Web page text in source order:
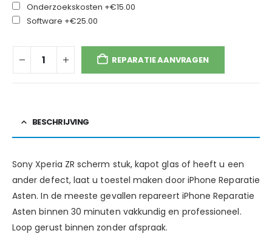
Onderzoekskosten +€15.00
Software +€25.00
REPARATIE AANVRAGEN
BESCHRIJVING
Sony Xperia ZR scherm stuk, kapot glas of heeft u een
ander defect, laat u toestel maken door iPhone Reparatie
Asten. In de meeste gevallen repareert iPhone Reparatie
Asten binnen 30 minuten vakkundig en professioneel.
Loop gerust binnen zonder afspraak.